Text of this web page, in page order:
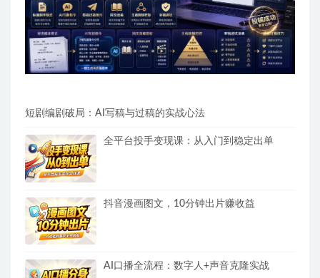
短剧编剧破局：AI写稿与过稿的实战心法
全平台投手变现课：从入门到稳定出单
抖音漫画图文，10分钟出片赚收益
AI口播全流程：数字人+声音克隆实战